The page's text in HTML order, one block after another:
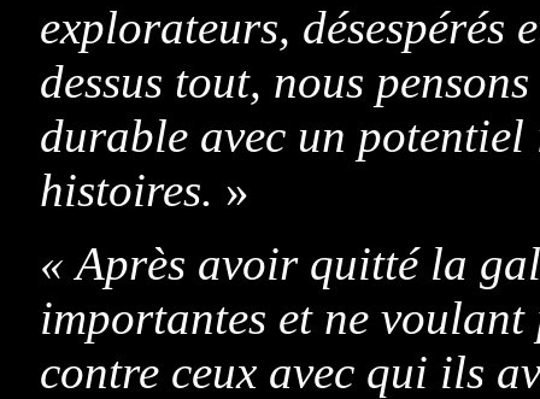
explorateurs, désespérés
dessus tout, nous
durable avec un
histoires. »
« Après avoir quitté la
importantes et ne
contre ceux avec qui ils